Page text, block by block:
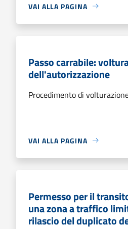
VAI ALLA PAGINA
Passo carrabile:
dell'autorizzazione
Procedimento di
VAI ALLA PAGINA
Permesso per il
una zona a traffico
rilascio del duplicato